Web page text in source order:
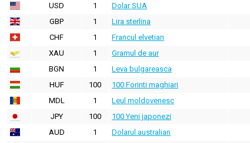
USD
1 Dolar SUA
GBP
1 Lira sterlina
CHF
1 Francul elvetian
XAU
1 Gramul de aur
BGN
1 Leva bulgareasca
HUF
100 100 Forinti maghiari
MDL
1 Leul moldovenesc
JPY
100 100 Yeni japonezi
AUD
1 Dolarul australian